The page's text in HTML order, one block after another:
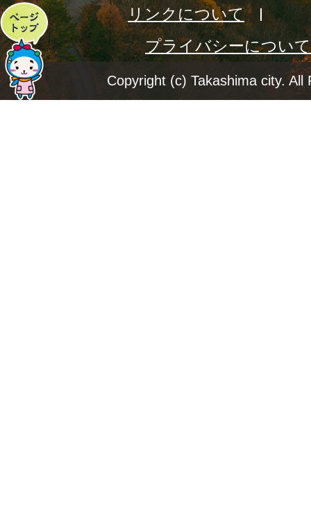
ペ
ー
ジ
リンクについて
プライバシーについて
Copyright (c) Takashima city. All